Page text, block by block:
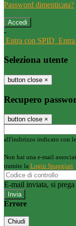
Password dimenticata?
-
Entra con SPID
Seleziona utente
button close ×
Recupero
button close ×
all'indirizzo indicato con
Non hai una e-mail
tramite la Login Spaggiari
E-mail inviata, si
Errore
Chiudi